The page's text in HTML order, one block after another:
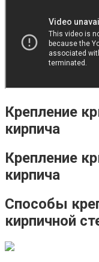
Крепление
кирпича
Крепление
кирпича
Способы
кирпичной